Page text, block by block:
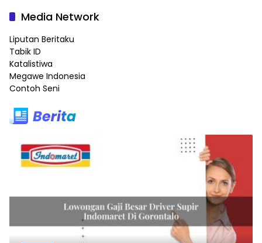
Media Network
Liputan Beritaku
Tabik ID
Katalistiwa
Megawe Indonesia
Contoh Seni